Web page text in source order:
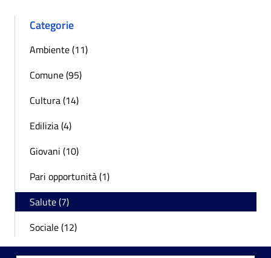
Categorie
Ambiente (11)
Comune (95)
Cultura (14)
Edilizia (4)
Giovani (10)
Pari opportunità (1)
Salute (7)
Sociale (12)